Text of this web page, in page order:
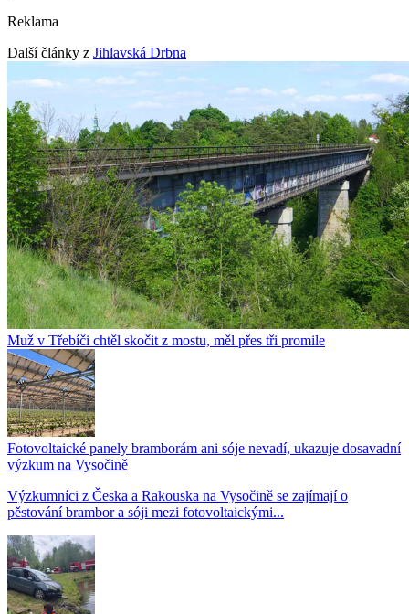
Reklama
Další články z Jihlavská Drbna
Muž v Třebíči chtěl skočit z mostu, měl přes tři promile
Fotovoltaické panely bramborám ani sóje nevadí, ukazuje dosavadní
výzkum na Vysočině
Výzkumníci z Česka a Rakouska na Vysočině se zajímají o
pěstování brambor a sóji mezi fotovoltaickými...